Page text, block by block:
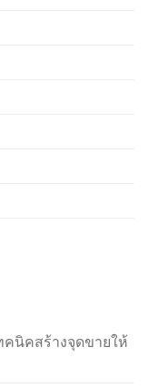
คนิคสร้างจุดขายให้